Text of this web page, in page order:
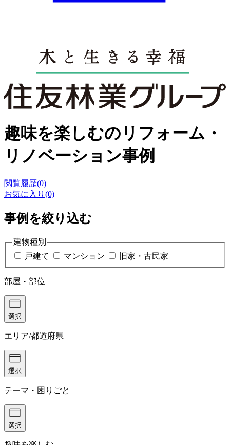
趣味を楽しむのリフォーム・
リノベーション事例
閲覧履歴(0)
お気に入り(0)
事例を絞り込む
建物種別
戸建て
マンション 旧家・古民家
部屋・部位
選択
エリア/都道府県
選択
テーマ・困りごと
選択